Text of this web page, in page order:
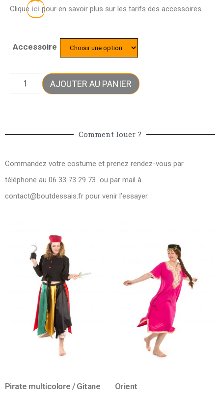
Clique ici pour en savoir plus sur les tarifs des accessoires
Accessoire
AJOUTER AU PANIER
Comment louer ?
Commandez votre costume et prenez rendez-vous par
téléphone au 06 33 73 29 73 ou par mail à
contact@boutdessais.fr pour venir l’essayer.
Pirate multicolore / Gitane Orient